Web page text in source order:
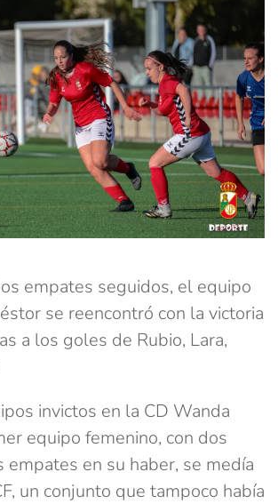
empates seguidos, el equipo
se reencontró con la victoria
a los goles de Rubio, Lara,
invictos en la CD Wanda
equipo femenino, con dos
empates en su haber, se medía
un conjunto que tampoco había